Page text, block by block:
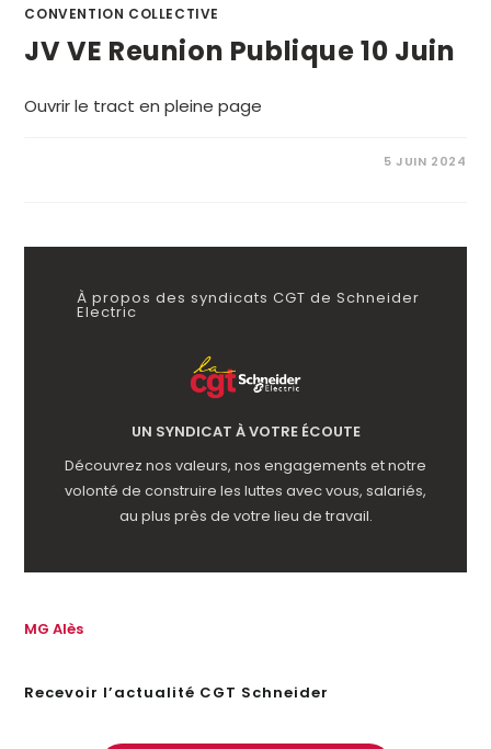
CONVENTION COLLECTIVE
JV VE Reunion Publique 10 Juin
Ouvrir le tract en pleine page
5 JUIN 2024
À propos des syndicats CGT de Schneider
Electric
UN SYNDICAT À VOTRE ÉCOUTE
Découvrez nos valeurs, nos engagements et notre
volonté de construire les luttes avec vous, salariés,
au plus près de votre lieu de travail.
MG Alès
Recevoir l’actualité CGT Schneider